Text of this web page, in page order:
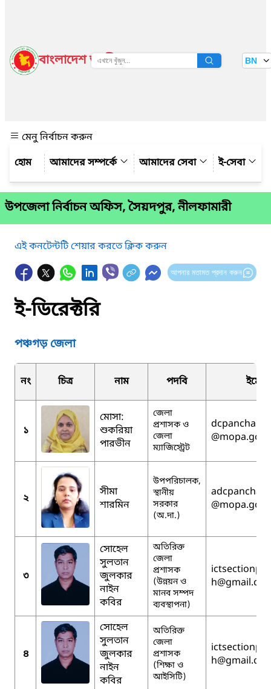
বাংলাদেশ জাতীয় তথ্য বাতায়ন BN
মেনু নির্বাচন করুন
আমাদের সম্পর্কে
আমাদের সেবা ই-সেবা
উপজেলা নির্বাচন অফিস, সৈয়দপুর, নীলফামারী
এই কনটেন্টটি শেয়ার করতে ক্লিক করুন
আপনার মতামত প্রদান করুন
ই-ডিরেক্টরি
পঞ্চগড় জেলা
নং চিত্র নাম পদবি
১
মোসা:
শুকরিয়া
পারভীন
জেলা
প্রশাসক ও
জেলা
ম্যাজিস্ট্রেট
২
সীমা
শারমিন
উপপরিচালক,
স্থানীয়
সরকার
(অ.দা.)
৩
সোহেল
সুলতান
জুলকার
নাইন
কবির
অতিরিক্ত
জেলা
প্রশাসক
(উন্নয়ন ও
মানব সম্পদ
ব্যবস্থাপনা)
h
৪
সোহেল
সুলতান
জুলকার
নাইন
কবির
অতিরিক্ত
জেলা
প্রশাসক
(শিক্ষা ও
আইসিটি)
h